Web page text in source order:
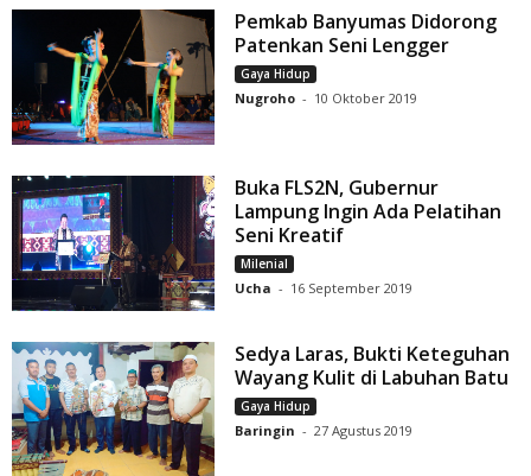
Pemkab Banyumas Didorong
Patenkan Seni Lengger
Gaya Hidup
Nugroho - 10 Oktober 2019
Buka FLS2N, Gubernur
Lampung Ingin Ada Pelatihan
Seni Kreatif
Milenial
Ucha - 16 September 2019
Sedya Laras, Bukti Keteguhan
Wayang Kulit di Labuhan Batu
Gaya Hidup
Baringin - 27 Agustus 2019